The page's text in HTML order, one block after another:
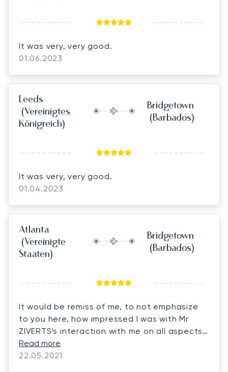
It was very, very good.
01.06.2023
Leeds
(Vereinigtes
Königreich)
Bridgetown
(Barbados)
It was very, very good.
01.04.2023
Atlanta
(Vereinigte
Staaten)
Bridgetown
(Barbados)
It would be remiss of me, to not emphasize
to you here, how impressed I was with Mr
ZIVERTS's interaction with me on all aspects
of this charter and you may confirm with him,
I am a hard "taskmaster" never leaving a
Read more
22.05.2021